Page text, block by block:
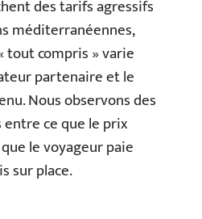
des tarifs agressifs
méditerranéennes,
tout compris » varie
partenaire et le
Nous observons des
ce que le prix
le voyageur paie
sur place.